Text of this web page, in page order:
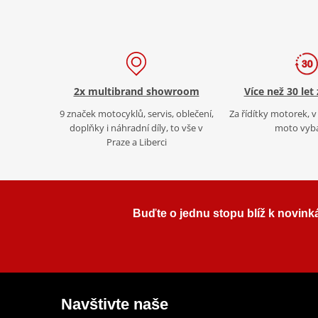
2x multibrand showroom
9 značek motocyklů, servis, oblečení,
doplňky i náhradní díly, to vše v
Praze a Liberci
Více než 30
Za řídítky motorek,
moto
Buďte o jednu stopu blíž k
Navštivte naše